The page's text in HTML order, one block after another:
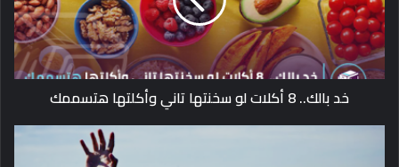
خد بالك.. 8 أكلات لو سخنتها تاني وأكلتها هتسممك